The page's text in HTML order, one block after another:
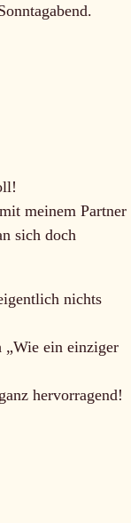
meinem Partner
sich doch
nichts
„Wie ein einziger
hervorragend!